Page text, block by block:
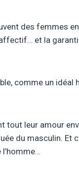
des femmes
et la
comme un idéal
tout leur amour
du masculin. Et